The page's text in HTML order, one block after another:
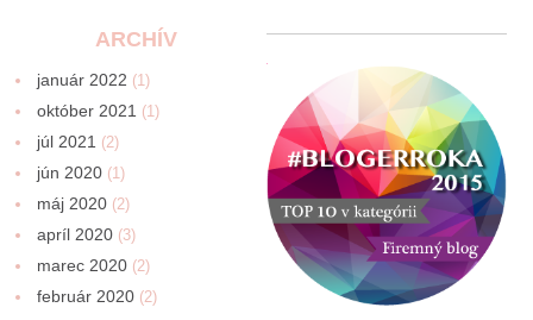
ARCHÍV
január 2022 (1)
október 2021 (1)
júl 2021 (2)
jún 2020 (1)
máj 2020 (2)
apríl 2020 (3)
marec 2020 (2)
február 2020 (2)